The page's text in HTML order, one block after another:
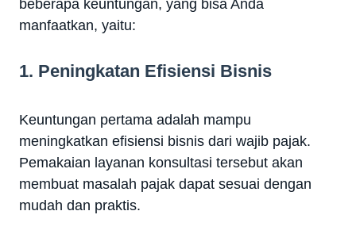
beberapa keuntungan, yang bisa Anda
manfaatkan, yaitu:
1. Peningkatan Efisiensi Bisnis
Keuntungan pertama adalah mampu
meningkatkan efisiensi bisnis dari wajib pajak.
Pemakaian layanan konsultasi tersebut akan
membuat masalah pajak dapat sesuai dengan
mudah dan praktis.